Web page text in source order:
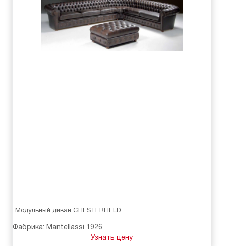
Модульный диван CHESTERFIELD
Фабрика: Mantellassi 1926
Узнать цену